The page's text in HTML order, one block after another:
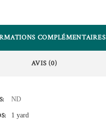
COMPLÉMENTAIRES
AVIS (0)
ND
1 yard